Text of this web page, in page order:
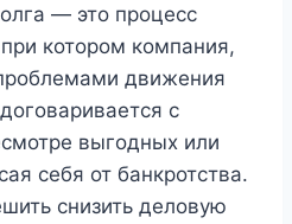
— это процесс
котором компания,
движения
с
выгодных или
себя от банкротства.
снизить деловую